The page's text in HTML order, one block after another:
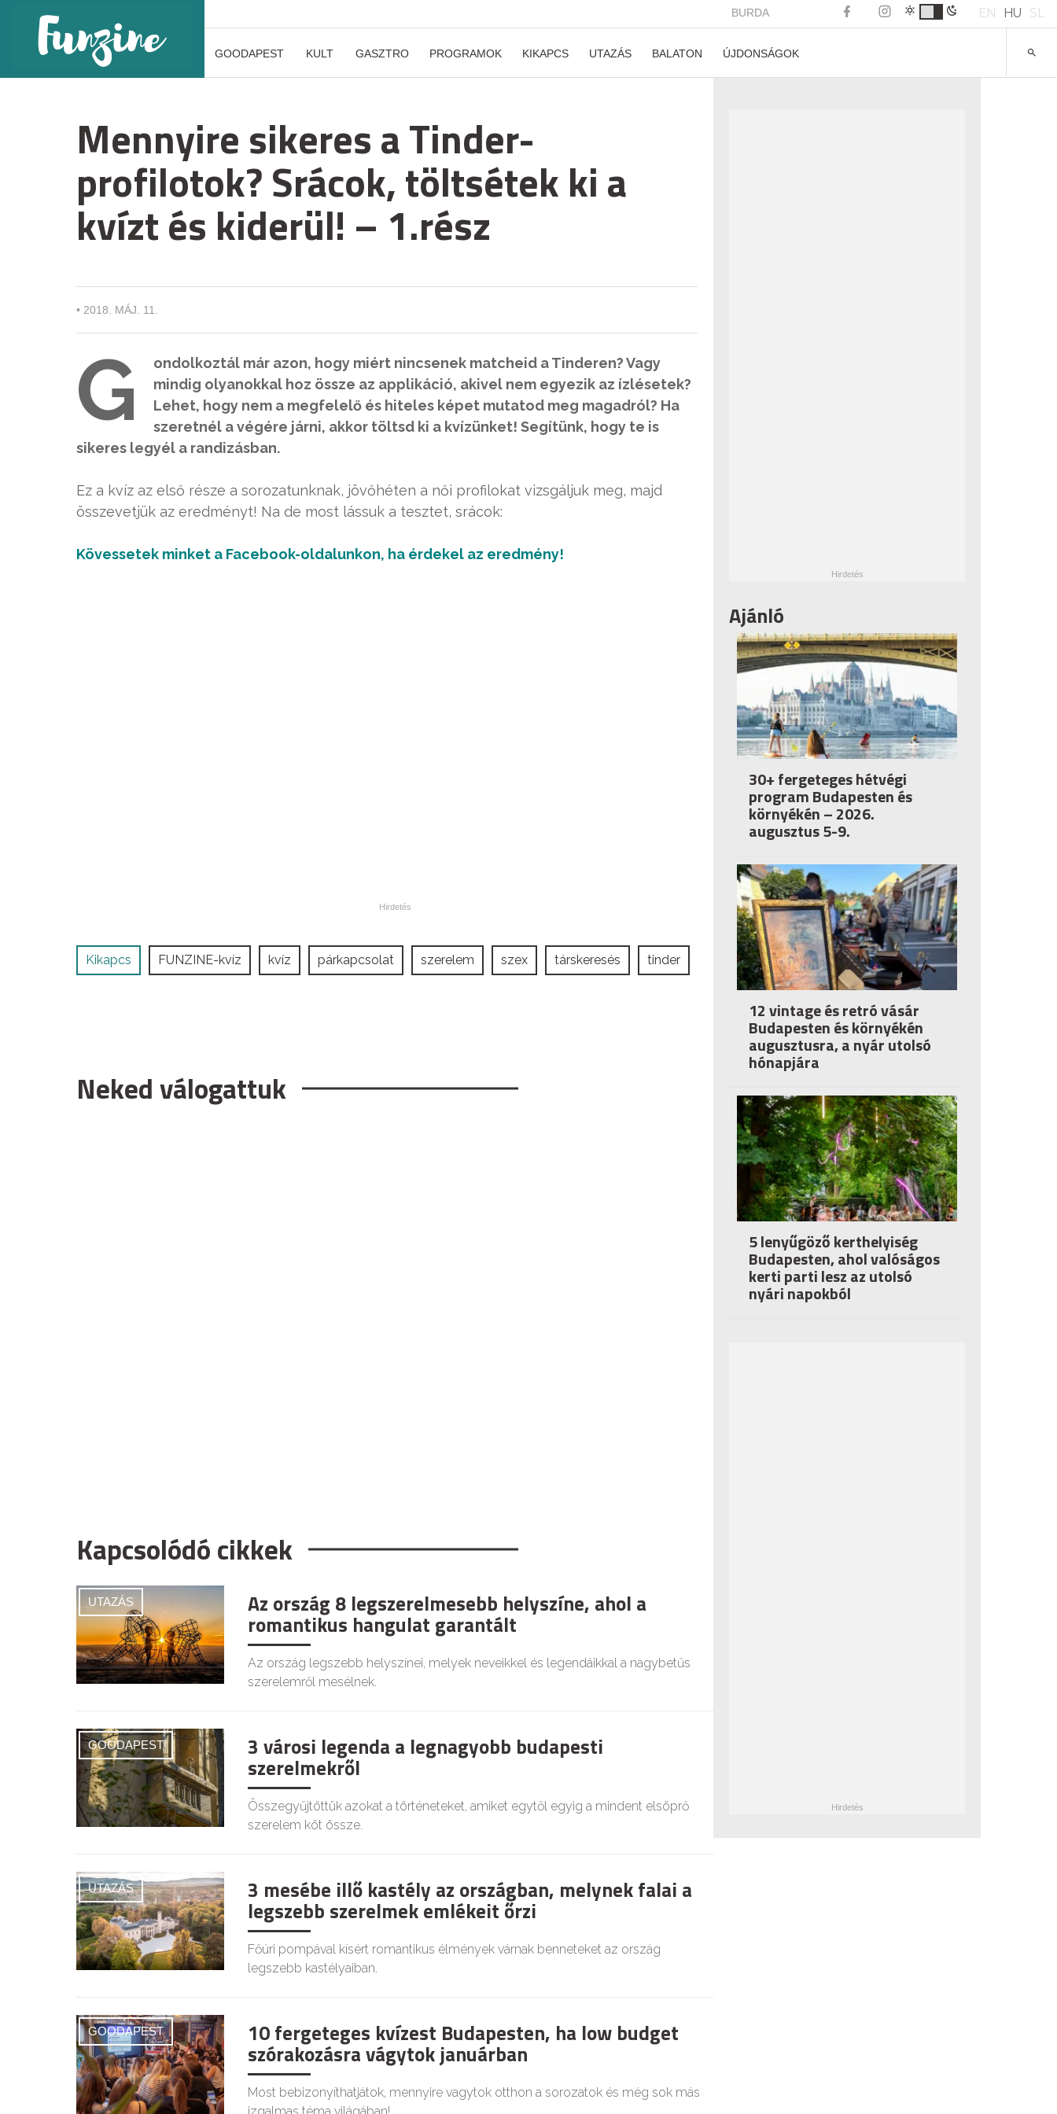
BURDA EN HU SL
GOODAPEST KULT GASZTRO PROGRAMOK KIKAPCS UTAZÁS BALATON ÚJDONSÁGOK
Mennyire sikeres a Tinder-
profilotok? Srácok, töltsétek ki a
kvízt és kiderül! – 1.rész
• 2018. MÁJ. 11.
G
ondolkoztál már azon, hogy miért nincsenek matcheid a Tinderen? Vagy
mindig olyanokkal hoz össze az applikáció, akivel nem egyezik az ízlésetek?
Lehet, hogy nem a megfelelő és hiteles képet mutatod meg magadról? Ha
szeretnél a végére járni, akkor töltsd ki a kvízünket! Segítünk, hogy te is
sikeres legyél a randizásban.
Ez a kvíz az első része a sorozatunknak, jövőhéten a női profilokat vizsgáljuk meg, majd
összevetjük az eredményt! Na de most lássuk a tesztet, srácok:
Kövessetek minket a Facebook-oldalunkon, ha érdekel az eredmény!
Kikapcs FUNZINE-kvíz kvíz párkapcsolat szerelem szex társkeresés tinder
Neked válogattuk
Kapcsolódó cikkek
UTAZÁS Az ország 8 legszerelmesebb helyszíne, ahol a
romantikus hangulat garantált
Az ország legszebb helyszínei, melyek neveikkel és legendáikkal a nagybetűs
szerelemről mesélnek.
GOODAPEST 3 városi legenda a legnagyobb budapesti
szerelmekről
Összegyűjtöttük azokat a történeteket, amiket egytől egyig a mindent elsöprő
szerelem köt össze.
UTAZÁS 3 mesébe illő kastély az országban, melynek falai a
legszebb szerelmek emlékeit őrzi
Főúri pompával kísért romantikus élmények várnak benneteket az ország
legszebb kastélyaiban.
GOODAPEST 10 fergeteges kvízest Budapesten, ha low budget
szórakozásra vágytok januárban
Most bebizonyíthatjátok, mennyire vagytok otthon a sorozatok és még sok más
Ajánló
30+ fergeteges hétvégi
program Budapesten és
környékén – 2026.
augusztus 5-9.
12 vintage és retró vásár
Budapesten és környékén
augusztusra, a nyár utolsó
hónapjára
5 lenyűgöző kerthelyiség
Budapesten, ahol valóságos
kerti parti lesz az utolsó
nyári napokból